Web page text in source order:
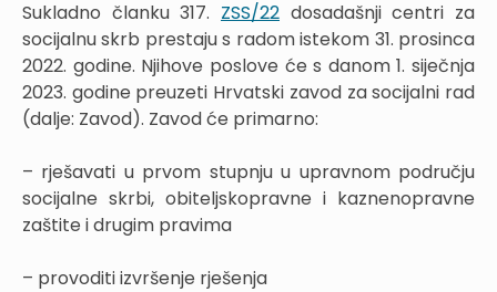
Sukladno članku 317. ZSS/22 dosadašnji centri za
socijalnu skrb prestaju s radom istekom 31. prosinca
2022. godine. Njihove poslove će s danom 1. siječnja
2023. godine preuzeti Hrvatski zavod za socijalni rad
(dalje: Zavod). Zavod će primarno:
– rješavati u prvom stupnju u upravnom području
socijalne skrbi, obiteljskopravne i kaznenopravne
zaštite i drugim pravima
– provoditi izvršenje rješenja